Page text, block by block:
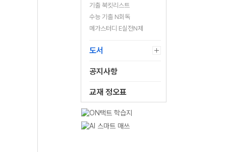
기출 북킷리스트
수능 기출 N회독
메가스터디 E실전N제
도서
공지사항
교재 정오표